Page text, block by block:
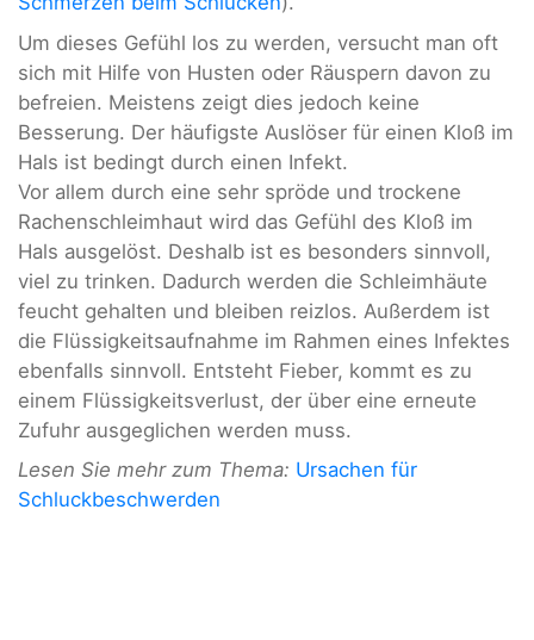
Um dieses Gefühl los zu werden, versucht man oft
sich mit Hilfe von Husten oder Räuspern davon zu
befreien. Meistens zeigt dies jedoch keine
Besserung. Der häufigste Auslöser für einen Kloß im
Hals ist bedingt durch einen Infekt.
Vor allem durch eine sehr spröde und trockene
Rachenschleimhaut wird das Gefühl des Kloß im
Hals ausgelöst. Deshalb ist es besonders sinnvoll,
viel zu trinken. Dadurch werden die Schleimhäute
feucht gehalten und bleiben reizlos. Außerdem ist
die Flüssigkeitsaufnahme im Rahmen eines Infektes
ebenfalls sinnvoll. Entsteht Fieber, kommt es zu
einem Flüssigkeitsverlust, der über eine erneute
Zufuhr ausgeglichen werden muss.
Lesen Sie mehr zum Thema: Ursachen für
Schluckbeschwerden